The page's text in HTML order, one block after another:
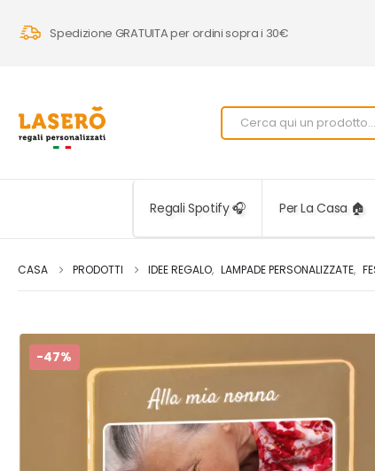
Spedizione GRATUITA per ordini sopra i 30€
Regali Spotify 🎧 Per La Casa 🏠
CASA PRODOTTI IDEE REGALO, LAMPADE PERSONALIZZATE,
-47%